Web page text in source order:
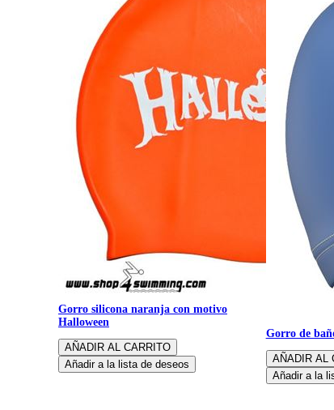
Gorro silicona naranja con motivo
Halloween
Gorro de